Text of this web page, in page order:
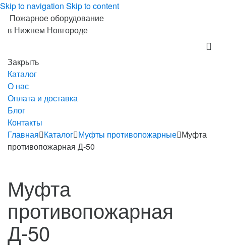
Skip to navigation Skip to content
Пожарное оборудование
в Нижнем Новгороде
Закрыть
Каталог
О нас
Оплата и доставка
Блог
Контакты
Главная Каталог Муфты противопожарные Муфта
противопожарная Д-50
Муфта
противопожарная
Д-50